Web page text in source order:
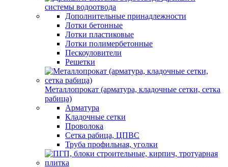
системы водоотвода
Дополнительные принадлежности
Лотки бетонные
Лотки пластиковые
Лотки полимербетонные
Пескоуловители
Решетки
Металлопрокат (арматура, кладочные сетки, сетка
рабица)
Арматура
Кладочные сетки
Проволока
Сетка рабица, ЦПВС
Труба профильная, уголки